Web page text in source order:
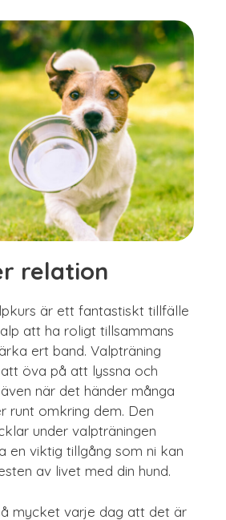
relation
är ett fantastiskt tillfälle
att ha roligt tillsammans
ert band. Valpträning
öva på att lyssna och
när det händer många
runt omkring dem. Den
under valpträningen
en viktig tillgång som ni kan
av livet med din hund.
mycket varje dag att det är